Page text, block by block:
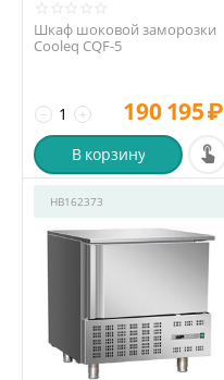
Шкаф шоковой заморозки
Cooleq CQF-5
+
− 190 195₽
В корзину
HB162373